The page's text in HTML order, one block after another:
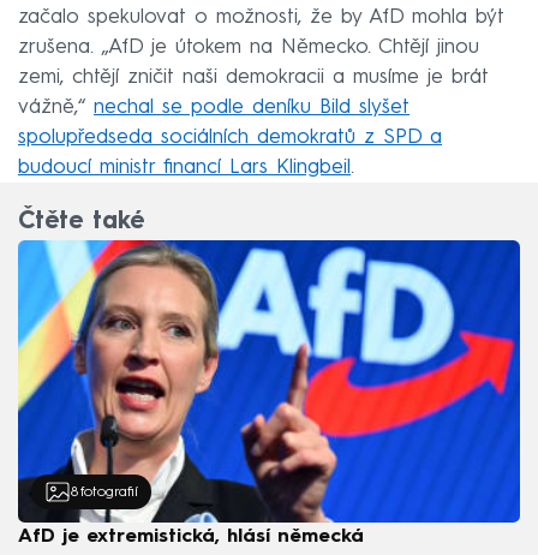
začalo spekulovat o možnosti, že by AfD mohla být
zrušena. „AfD je útokem na Německo. Chtějí jinou
zemi, chtějí zničit naši demokracii a musíme je brát
vážně,“ nechal se podle deníku Bild slyšet
spolupředseda sociálních demokratů z SPD a
budoucí ministr financí Lars Klingbeil.
Čtěte také
8 fotografií
AfD je extremistická, hlásí německá